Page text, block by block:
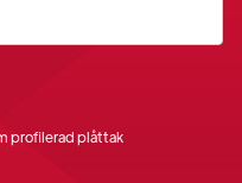
profilerad plåttak